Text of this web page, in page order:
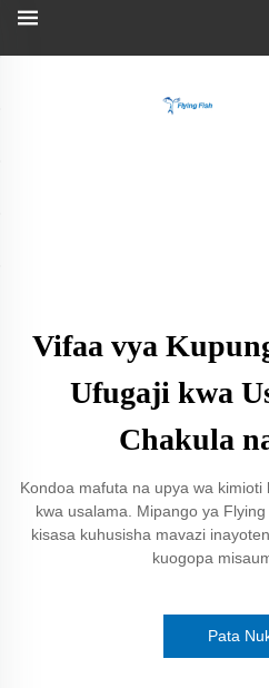
Vifaa vya
Ufugaji kwa
Chakula
Kondoa mafuta na upya wa
kwa usalama. Mipango ya
kisasa kuhusisha mavazi
kuogopa
Pata